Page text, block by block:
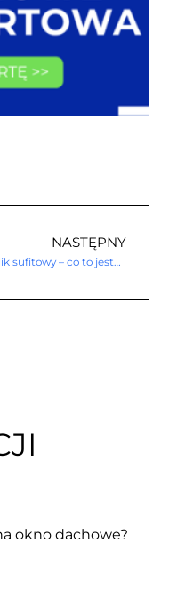
NASTĘPNY
Świetlik sufitowy – co to jest? Jaki wybrać?
okno dachowe?